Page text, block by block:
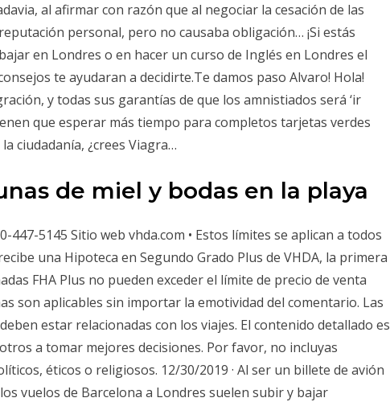
al afirmar con razón que al negociar la cesación de las
personal, pero no causaba obligación… ¡Si estás
en Londres o en hacer un curso de Inglés en Londres el
te ayudaran a decidirte.Te damos paso Alvaro! Hola!
y todas sus garantías de que los amnistiados será ‘ir
que esperar más tiempo para completos tarjetas verdes
ciudadanía, ¿crees Viagra…
de miel y bodas en la playa
447-5145 Sitio web vhda.com • Estos límites se aplican a todos
una Hipoteca en Segundo Grado Plus de VHDA, la primera
FHA Plus no pueden exceder el límite de precio de venta
son aplicables sin importar la emotividad del comentario. Las
estar relacionadas con los viajes. El contenido detallado es
a tomar mejores decisiones. Por favor, no incluyas
éticos o religiosos. 12/30/2019 · Al ser un billete de avión
vuelos de Barcelona a Londres suelen subir y bajar